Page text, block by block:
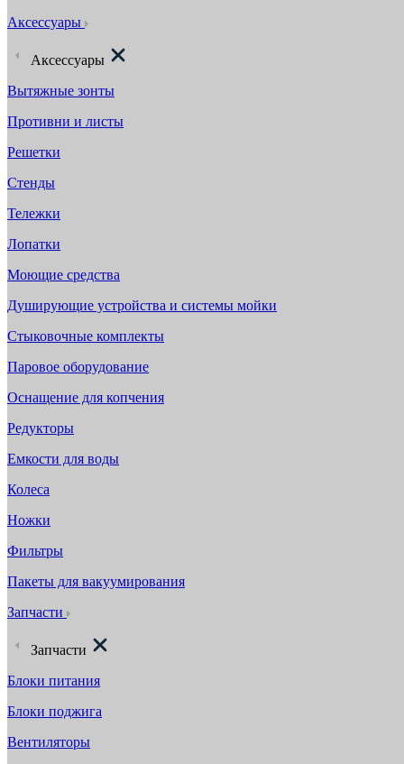
Аксессуары
Аксессуары
Вытяжные зонты
Противни и листы
Решетки
Стенды
Тележки
Лопатки
Моющие средства
Душирующие устройства и системы мойки
Стыковочные комплекты
Паровое оборудование
Оснащение для копчения
Редукторы
Емкости для воды
Колеса
Ножки
Фильтры
Пакеты для вакуумирования
Запчасти
Запчасти
Блоки питания
Блоки поджига
Вентиляторы